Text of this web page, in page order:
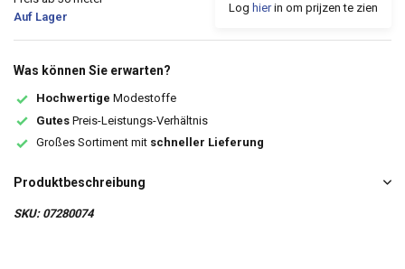
Auf Lager
Log hierin om prijzen te zien
Was können Sie erwarten?
Hochwertige Modestoffe
Gutes Preis-Leistungs-Verhältnis
Großes Sortiment mit schneller Lieferung
Produktbeschreibung
SKU: 07280074